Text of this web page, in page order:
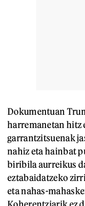
Dokumentuan
harremanetan hitz
garrantzitsuenak
nahiz eta hainbat
biribila aurreikus
eztabaidatzeko
eta nahas-